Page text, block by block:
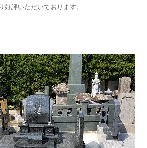
好評いただいております。